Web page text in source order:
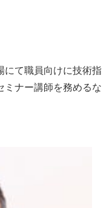
にて職員向けに技術指
ミナー講師を務めるな